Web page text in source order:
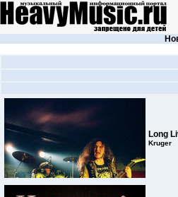
Long
Kruger